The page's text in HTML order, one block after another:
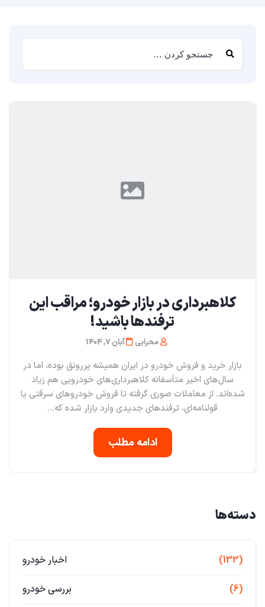
کلاهبرداری در بازار خودرو؛ مراقب این
ترفندها باشید!
محرابی آبان 7, 1404
بازار خرید و فروش خودرو در ایران همیشه پررونق بوده، اما در
سال‌های اخیر متأسفانه کلاهبرداری‌های خودرویی هم زیاد
شده‌اند. از معاملات صوری گرفته تا فروش خودروهای سرقتی یا
قولنامه‌ای، ترفندهای جدیدی وارد بازار شده که...
ادامه مطلب
دسته‌ها
اخبار خودرو (133)
بررسی خودرو (6)